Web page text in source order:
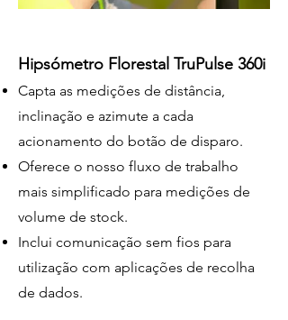
Hipsómetro Florestal TruPulse 360i
Capta as medições de distância,
inclinação e azimute a cada
acionamento do botão de disparo.
Oferece o nosso fluxo de trabalho
mais simplificado para medições de
volume de stock.
Inclui comunicação sem fios para
utilização com aplicações de recolha
de dados.